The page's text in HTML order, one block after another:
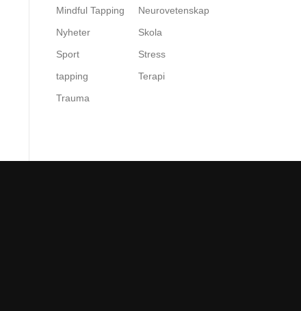
Mindful Tapping
Neurovetenskap
Nyheter
Skola
Sport
Stress
tapping
Terapi
Trauma